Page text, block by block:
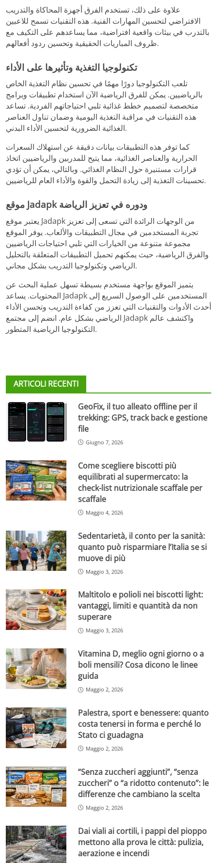
علاوة على ذلك، تستخدم الفرق أجهزة المحاكاة والتدريب
الافتراضي لتحسين المهارات الفنية. هذه التقنيات تسمح للاعبين
بالتدرب في بيئات واقعية افتراضية، مما يساعدهم على التكيف مع
ظروف المباريات الحقيقية وتحسين ردود أفعالهم.
تكنولوجيا التغذية وتأثيرها على الأداء
تلعب التكنولوجيا دورًا مهمًا في تحسين نظام التغذية الخاص
بالرياضيين. يمكن للفرق الرياضية الآن استخدام تطبيقات وبرامج
متخصصة لتصميم خطط غذائية تلبي احتياجاتهم الفردية. تساعد
هذه التقنيات في مراقبة التغذية اليومية وضمان تناول العناصر
الغذائية الضرورية لتحسين الأداء البدني.
كما توفر هذه التطبيقات بيانات دقيقة عن استهلاك السعرات
الحرارية والعناصر الغذائية، مما يتيح للمدربين والرياضيين اتخاذ
قرارات مستنيرة حول النظام الغذائي. وبالتالي، يمكن أن تؤدي
تحسينات التغذية إلى زيادة التحمل والقوة والأداء العام للرياضيين.
موقع Jadapk ودوره في تعزيز الرياضة
يعتبر موقع Jadapk من الوجهات الرائدة التي تسعى إلى تعزيز
تجربة المستخدمين في مجال التطبيقات والألعاب. يوفر الموقع
مجموعة متنوعة من الخيارات التي تلبي احتياجات الرياضيين
والفرق الرياضية، حيث يمكنهم تحميل التطبيقات المتعلقة بالتحليل
الرياضي وتكنولوجيا التدريب بشكل مجاني.
يتميز الموقع بواجهة مستخدم بسيطة تسهل عملية البحث عن
المحتويات. يساعد Jadapk المستخدمين على الوصول السريع إلى
أحدث الأدوات والتقنيات التي تعزز من كفاءة التدريب وتحسن الأداء
الرياضي بشكل عام. انضم إلى مجتمع Jadapk واكتشف عالم
التكنولوجيا الرياضية المتطور.
ARTICOLI RECENTI
GeoFix, il tuo alleato offline per il
trekking: GPS, track back e gestione
file
Giugno 7, 2026
Come scegliere biscotti più
equilibrati al supermercato: la
check-list nutrizionale scaffale per
scaffale
Maggio 4, 2026
Sedentarietà, il conto per la sanità:
quanto può risparmiare l’Italia se si
muove di più
Maggio 3, 2026
Maltitolo e polioli nei biscotti light:
vantaggi, limiti e quantità da non
superare
Maggio 3, 2026
Vitamina D, meglio ogni giorno o a
boli mensili? Cosa dicono le linee
guida
Maggio 2, 2026
Palestra, sport e benessere: quanto
costa tenersi in forma e perché lo
Stato ci guadagna
Maggio 2, 2026
“Senza zuccheri aggiunti”, “senza
zuccheri” o “a ridotto contenuto”: le
differenze che cambiano la scelta
Maggio 2, 2026
Dai viali ai cortili, i pappi del pioppo
mettono alla prova le città: pulizia,
aerazione e incendi